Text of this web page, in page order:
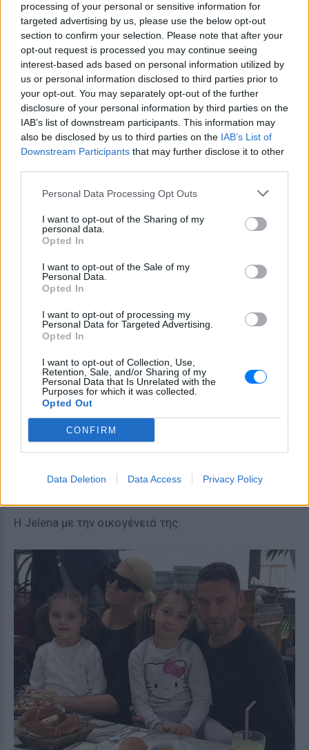
processing of your personal or sensitive information for
targeted advertising by us, please use the below opt-out
section to confirm your selection. Please note that after your
opt-out request is processed you may continue seeing
interest-based ads based on personal information utilized by
us or personal information disclosed to third parties prior to
your opt-out. You may separately opt-out of the further
disclosure of your personal information by third parties on the
IAB’s list of downstream participants. This information may
also be disclosed by us to third parties on the IAB’s List of
Downstream Participants that may further disclose it to other
Personal Data Processing Opt Outs
I want to opt-out of the Sharing of my
personal data.
Opted In
I want to opt-out of the Sale of my
Personal Data.
Opted In
I want to opt-out of processing my
Personal Data for Targeted Advertising.
Opted In
I want to opt-out of Collection, Use,
Retention, Sale, and/or Sharing of my
Personal Data that Is Unrelated with the
Purposes for which it was collected.
Opted Out
CONFIRM
Data Deletion Data Access Privacy Policy
Κουίζ: Βρείτε ποια είναι η Kim και ποια η Jelena!
Η Jelena με την οικογένειά της: